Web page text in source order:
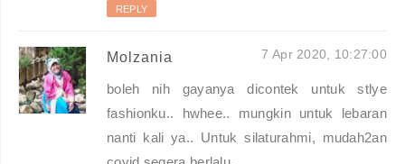
REPLY
Molzania 7 Apr 2020, 10:27:00
boleh nih gayanya dicontek untuk stlye
fashionku.. hwhee.. mungkin untuk lebaran
nanti kali ya.. Untuk silaturahmi, mudah2an